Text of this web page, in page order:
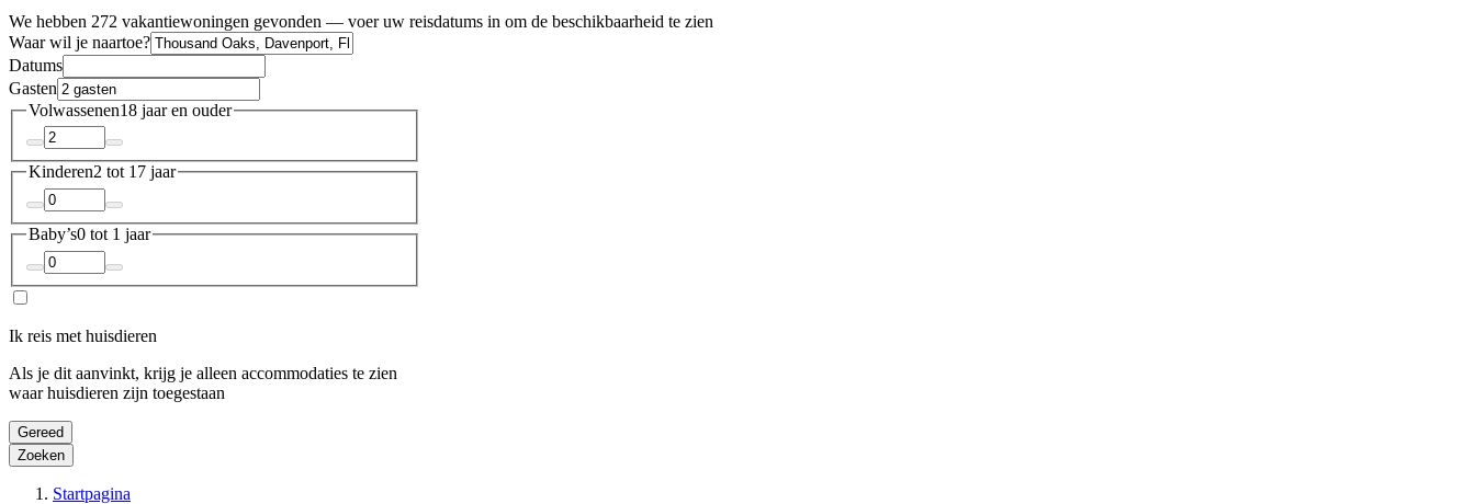
We hebben 272 vakantiewoningen gevonden — voer uw reisdatums in om de beschikbaarheid te zien
Waar wil je naartoe?
Datums
Gasten
Volwassenen18 jaar en ouder
Kinderen2 tot 17 jaar
Baby’s0 tot 1 jaar
Ik reis met huisdieren
Als je dit aanvinkt, krijg je alleen accommodaties te zien
waar huisdieren zijn toegestaan
Gereed
Zoeken
Startpagina